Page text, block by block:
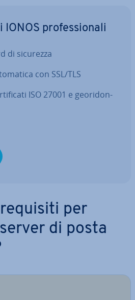
IONOS pro­fes­sio­na­li
di sicurezza
con SSL/TLS
ISO 27001 e geo­ri­don­
per
di posta